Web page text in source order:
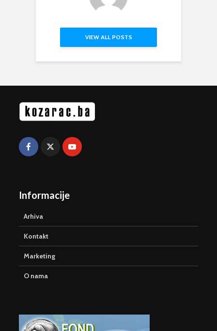
VIEW ALL POSTS
Informacije
Arhiva
Kontakt
Marketing
O nama